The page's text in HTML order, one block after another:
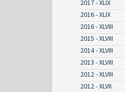
2017 - XLIX
2016 - XLIX
2016 - XLVIII
2015 - XLVIII
2014 - XLVIII
2013 - XLVIII
2012 - XLVIII
2012 - XLVII